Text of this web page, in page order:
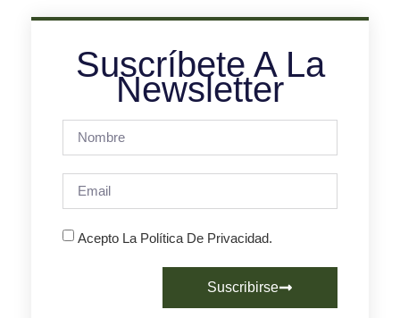
Suscríbete A La
Newsletter
Acepto La Política De Privacidad.
Suscribirse